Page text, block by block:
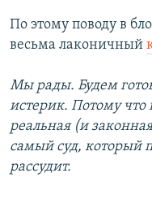
По этому поводу в
весьма лаконичный
Мы рады. Будем
истерик. Потому что
реальная (и
самый суд, который
рассудит.